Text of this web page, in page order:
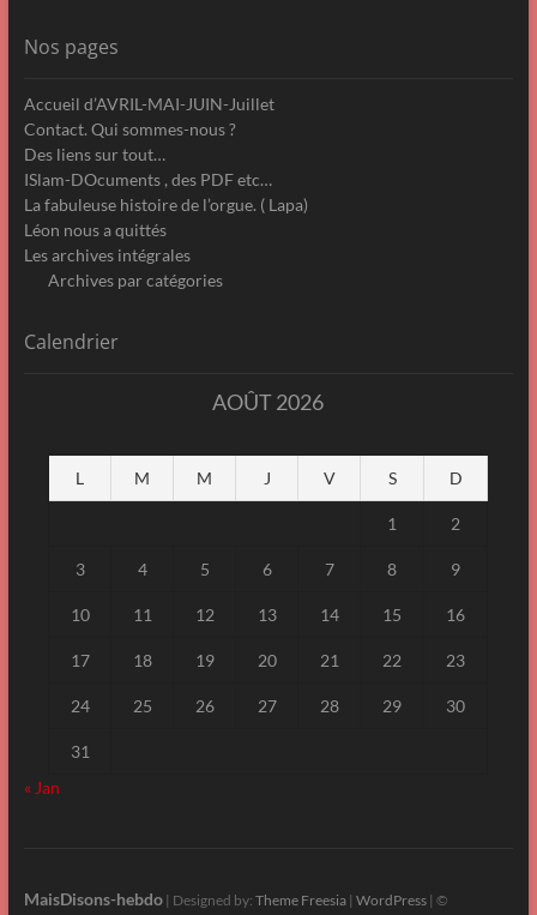
Nos pages
Accueil d’AVRIL-MAI-JUIN-Juillet
Contact. Qui sommes-nous ?
Des liens sur tout…
ISlam-DOcuments , des PDF etc…
La fabuleuse histoire de l’orgue. ( Lapa)
Léon nous a quittés
Les archives intégrales
Archives par catégories
Calendrier
AOÛT 2026
L M M J V S D
1 2
3 4 5 6 7 8 9
10 11 12 13 14 15 16
17 18 19 20 21 22 23
24 25 26 27 28 29 30
31
« Jan
MaisDisons-hebdo| Designed by: Theme Freesia| WordPress| ©